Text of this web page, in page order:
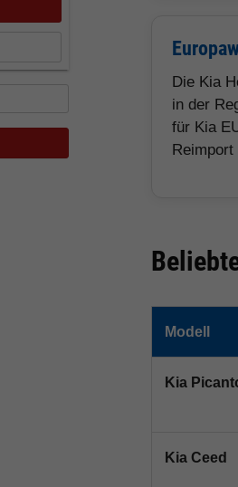
Die Kia
in der
für Kia
Reimport
Modell
Kia
Kia Ceed